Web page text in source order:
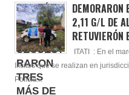
DEMORARON
2,11 G/L DE
RETUVIERÓN
ITATI : En el
Ilícitos que se realizan en
Policia...